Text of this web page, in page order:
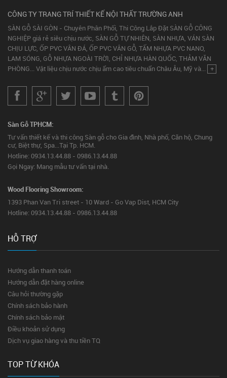
CÔNG TY TRANG TRÍ THIẾT KẾ NỘI THẤT TRƯỜNG ANH
SÀN GỖ SÀI GÒN - Chuyên Phân Phối, Thi Công Lắp Đặt SÀN GỖ CÔNG
NGHIỆP giá rẻ siêu chịu nước, SÀN GỖ TỰ NHIÊN, SÀN NHỰA, VÁN SÀN
CHỊU LỰC, ỐP PVC VÂN ĐÁ, ỐP PVC VÂN GỖ, TẤM NHỰA PVC NANO,
LAM SÓNG, GỖ NHỰA NGOÀI TRỜI, CHỈ NHỰA HÀN QUỐC, THẢM VĂN
PHÒNG... Vật liệu chịu nước chịu ẩm cao tiêu chuẩn Châu Âu, Mỹ và... +
Sàn Gỗ TPHCM:
Tư vấn thiết kế và thi công Sàn gỗ cho Gia đình, Nhà phố, Căn hộ, Chung
cư, Biệt thự, Spa...Tại Tp. HCM.
Hotline: 0934.13.44.88 - 0986.13.44.88
Gọi Ngay: Mang mẫu tư vấn tại nhà.
Wood Flooring Showroom:
1393 Phan Van Tri street - 10 Ward - Go Vap Dist, HCM City
Hotline: 0934.13.44.88 - 0986.13.44.88
HỖ TRỢ
Hướng dẫn thanh toán
Hướng dẫn đặt hàng online
Câu hỏi thường gặp
Chính sách bảo hành
Chính sách bảo mật
Điều khoản sử dụng
Dịch vụ giao hàng và thu tiền TQ
TOP TỪ KHÓA